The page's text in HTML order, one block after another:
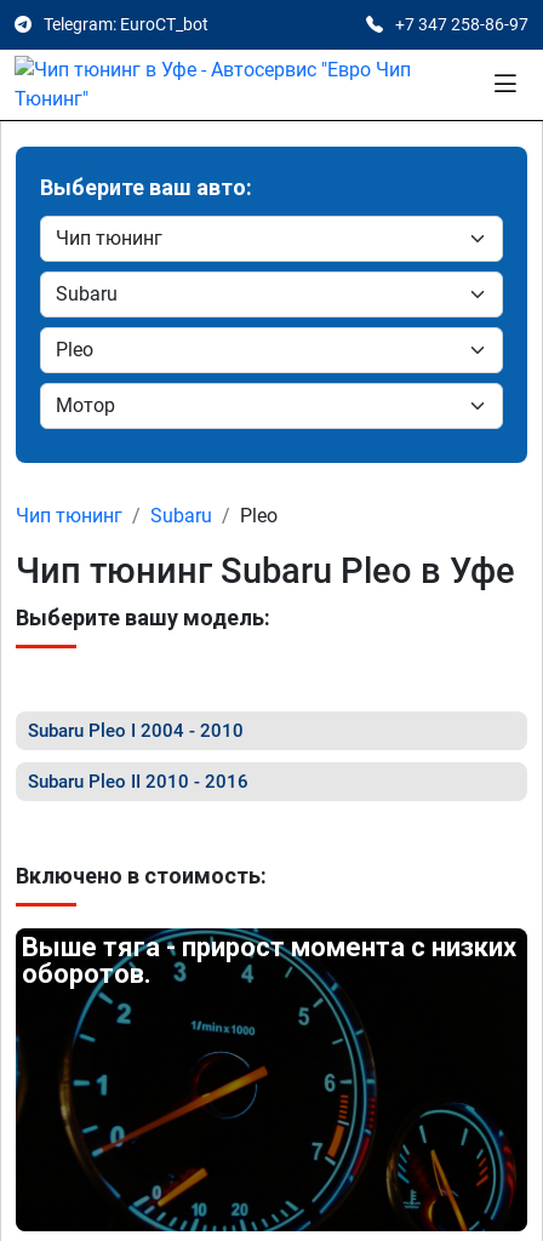
Telegram: EuroCT_bot +7 347 258-86-97
Выберите ваш авто:
Чип тюнинг Subaru Pleo
Чип тюнинг Subaru Pleo в Уфе
Выберите вашу модель:
Subaru Pleo I 2004 - 2010
Subaru Pleo II 2010 - 2016
Включено в стоимость:
Выше тяга - прирост момента с низких
оборотов.